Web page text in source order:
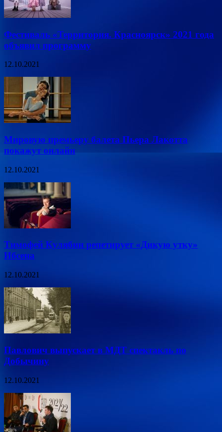
Фестиваль «Территория. Красноярск» 2021 года
объявил программу
12.10.2021
Мировую премьеру балета Пьера Лакотта
покажут онлайн
12.10.2021
Тимофей Кулябин репетирует «Дикую утку»
Ибсена
12.10.2021
Павлович выпускает в МДТ спектакль по
Добычину
12.10.2021